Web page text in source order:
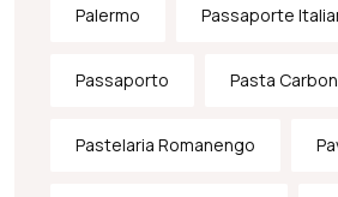
Palermo Passaporte
Passaporto Pasta
Pastelaria Romanengo